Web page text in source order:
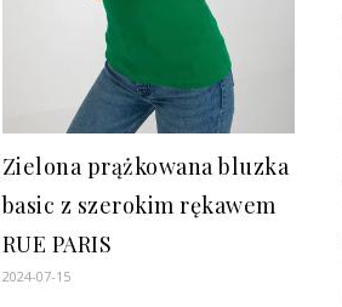
Zielona prążkowana bluzka
basic z szerokim rękawem
RUE PARIS
2024-07-15